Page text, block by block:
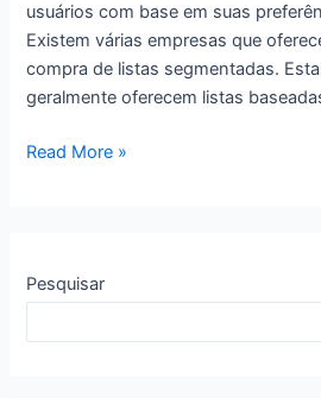
usuários com base em suas
Existem várias empresas que
compra de listas segmentadas.
geralmente oferecem listas
Comprar
Read More »
Pesquisar